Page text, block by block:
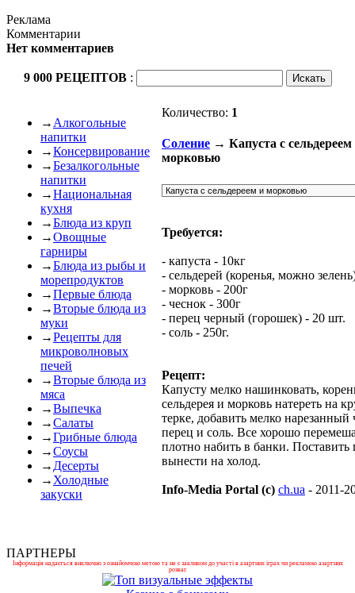
Реклама
Комментарии
Нет комментариев
9 000 РЕЦЕПТОВ :
→ Алкогольные
напитки
→Консервирование
→Безалкогольные
напитки
→Национальная
кухня
→Блюда из круп
→Овощные
гарниры
→Блюда из рыбы и
морепродуктов
→Первые блюда
→Вторые блюда из
муки
→Рецепты для
микроволновых
печей
→Вторые блюда из
мяса
→Выпечка
→Салаты
→Грибные блюда
→Соусы
→ Десерты
→ Холодные
закуски
Количество: 1
Соление → Капуста с сельдереем
морковью
Требуется:
- капуста - 10кг
- сельдерей (коренья, можно
- морковь - 200г
- чеснок - 300г
- перец черный (горошек) - 20 шт.
- соль - 250г.
Рецепт:
Капусту мелко нашинковать,
сельдерея и морковь натереть на
терке, добавить мелко нарезанный
перец и соль. Все хорошо
плотно набить в банки. Поставить
вынести на холод.
Info-Media Portal (c) ch.ua - 2011-
ПАРТНЕРЫ
Інформація надається виключно з ознайомчою метою та не є закликом до участі в азартних іграх чи рекламою азартних
розваг.